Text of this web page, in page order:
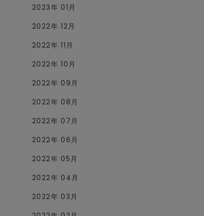
2023年 01月
2022年 12月
2022年 11月
2022年 10月
2022年 09月
2022年 08月
2022年 07月
2022年 06月
2022年 05月
2022年 04月
2022年 03月